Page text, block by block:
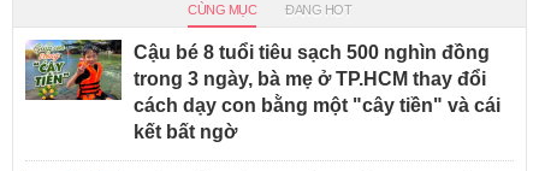
CÙNG MỤC ĐANG HOT
Cậu bé 8 tuổi tiêu sạch 500 nghìn đồng
trong 3 ngày, bà mẹ ở TP.HCM thay đổi
cách dạy con bằng một "cây tiền" và cái
kết bất ngờ